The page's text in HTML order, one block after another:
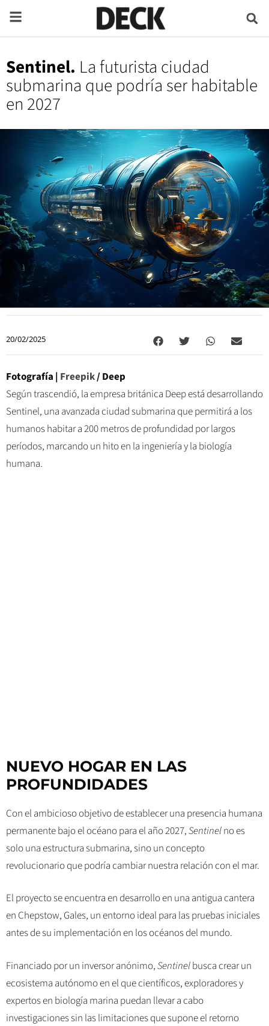
Sentinel. La futurista ciudad
submarina que podría ser habitable
en 2027
20/02/2025
Fotografía | Freepik/ Deep
Según trascendió, la empresa británica Deep está desarrollando
Sentinel, una avanzada ciudad submarina que permitirá a los
humanos habitar a 200 metros de profundidad por largos
períodos, marcando un hito en la ingeniería y la biología
humana.
NUEVO HOGAR EN LAS
PROFUNDIDADES
Con el ambicioso objetivo de establecer una presencia humana
permanente bajo el océano para el año 2027,Sentinelno es
solo una estructura submarina, sino un concepto
revolucionario que podría cambiar nuestra relación con el mar.
El proyecto se encuentra en desarrollo en una antigua cantera
en Chepstow, Gales, un entorno ideal para las pruebas iniciales
antes de su implementación en los océanos del mundo.
Financiado por un inversor anónimo,Sentinelbusca crear un
ecosistema autónomo en el que científicos, exploradores y
expertos en biología marina puedan llevar a cabo
investigaciones sin las limitaciones que supone el retorno